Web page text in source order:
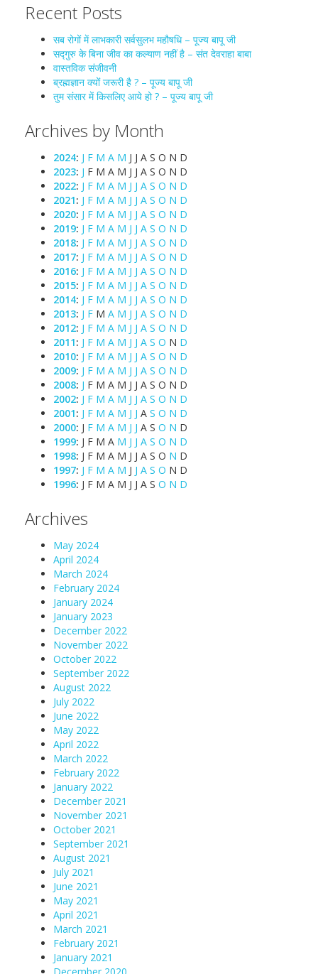
Recent Posts
सब रोगों में लाभकारी सर्वसुलभ महौषधि – पूज्य बापू जी
सद्गुरु के बिना जीव का कल्याण नहीं है – संत देवराहा बाबा
वास्तविक संजीवनी
ब्रह्मज्ञान क्यों जरूरी है ? – पूज्य बापू जी
तुम संसार में किसलिए आये हो ? – पूज्य बापू जी
Archives by Month
2024: J F M A M J J A S O N D
2023: J F M A M J J A S O N D
2022: J F M A M J J A S O N D
2021: J F M A M J J A S O N D
2020: J F M A M J J A S O N D
2019: J F M A M J J A S O N D
2018: J F M A M J J A S O N D
2017: J F M A M J J A S O N D
2016: J F M A M J J A S O N D
2015: J F M A M J J A S O N D
2014: J F M A M J J A S O N D
2013: J F M A M J J A S O N D
2012: J F M A M J J A S O N D
2011: J F M A M J J A S O N D
2010: J F M A M J J A S O N D
2009: J F M A M J J A S O N D
2008: J F M A M J J A S O N D
2002: J F M A M J J A S O N D
2001: J F M A M J J A S O N D
2000: J F M A M J J A S O N D
1999: J F M A M J J A S O N D
1998: J F M A M J J A S O N D
1997: J F M A M J J A S O N D
1996: J F M A M J J A S O N D
Archives
May 2024
April 2024
March 2024
February 2024
January 2024
January 2023
December 2022
November 2022
October 2022
September 2022
August 2022
July 2022
June 2022
May 2022
April 2022
March 2022
February 2022
January 2022
December 2021
November 2021
October 2021
September 2021
August 2021
July 2021
June 2021
May 2021
April 2021
March 2021
February 2021
January 2021